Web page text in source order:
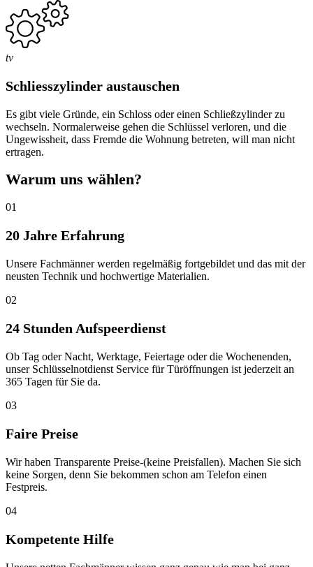
tv
Schliesszylinder austauschen
Es gibt viele Gründe, ein Schloss oder einen Schließzylinder zu
wechseln. Normalerweise gehen die Schlüssel verloren, und die
Ungewissheit, dass Fremde die Wohnung betreten, will man nicht
ertragen.
Warum uns wählen?
01
20 Jahre Erfahrung
Unsere Fachmänner werden regelmäßig fortgebildet und das mit der
neusten Technik und hochwertige Materialien.
02
24 Stunden Aufspeerdienst
Ob Tag oder Nacht, Werktage, Feiertage oder die Wochenenden,
unser Schlüsselnotdienst Service für Türöffnungen ist jederzeit an
365 Tagen für Sie da.
03
Faire Preise
Wir haben Transparente Preise-(keine Preisfallen). Machen Sie sich
keine Sorgen, denn Sie bekommen schon am Telefon einen
Festpreis.
04
Kompetente Hilfe